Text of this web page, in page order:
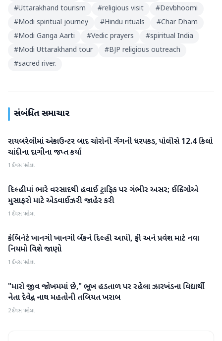
#Uttarakhand tourism #religious visit #Devbhoomi
#Modi spiritual journey #Hindu rituals #Char Dham
#Modi Ganga Aarti #Vedic prayers #spiritual India
#Modi Uttarakhand tour #BJP religious outreach
#sacred river.
સંબંધિત સમાચાર
રાષ્ટ્રીય
રાયબરેલીમાં એન્કાઉન્ટર બાદ ચોરોની ગેંગની ધરપકડ, પોલીસે 12.4 કિલો
ચાંદીના દાગીના જપ્ત કર્યા
1 દિવસ પહેલા
રાષ્ટ્રીય
દિલ્હીમાં ભારે વરસાદથી હવાઈ ટ્રાફિક પર ગંભીર અસર; ઈન્ડિગોએ
મુસાફરો માટે એડવાઈઝરી જાહેર કરી
1 દિવસ પહેલા
રાષ્ટ્રીય
કેબિનેટે ખાનગી ખાનગી બેંકને દિલ્હી આપી, ફી અને પ્રવેશ માટે નવા
નિયમો વિશે જાણો
1 દિવસ પહેલા
રાષ્ટ્રીય
"મારો જીવ જોખમમાં છે," ભૂખ હડતાળ પર રહેલા ઝારખંડના વિદ્યાર્થી
નેતા દેવેન્દ્ર નાથ મહતોની તબિયત ખરાબ
2 દિવસ પહેલા